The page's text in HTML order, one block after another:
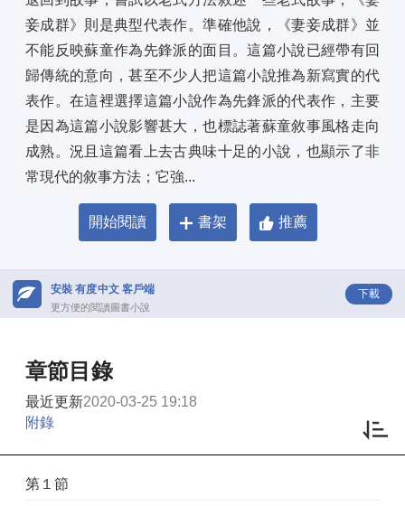
妾成群》則是典型代表作。準確他說，《妻妾成群》並
不能反映蘇童作為先鋒派的面目。這篇小說已經帶有回
歸傳統的意向，甚至不少人把這篇小說推為新寫實的代
表作。在這裡選擇這篇小說作為先鋒派的代表作，主要
是因為這篇小說影響甚大，也標誌著蘇童敘事風格走向
成熟。況且這篇看上去古典味十足的小說，也顯示了非
常現代的敘事方法；它強...
開始閱讀 書架 推薦
安裝 有度中文 客戶端
更方便的閱讀圖書小說
下載
章節目錄
最近更新2020-03-25 19:18
附錄
第１節